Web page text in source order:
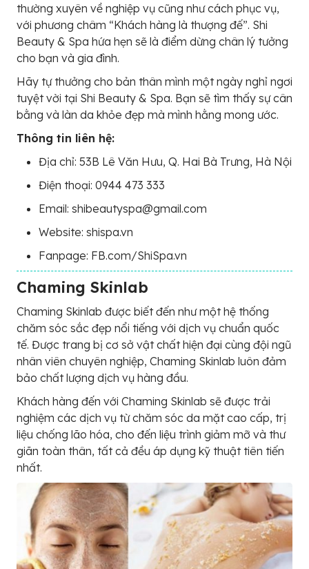
thường xuyên về nghiệp vụ cũng như cách phục vụ,
với phương châm “Khách hàng là thượng đế”. Shi
Beauty & Spa hứa hẹn sẽ là điểm dừng chân lý tưởng
cho bạn và gia đình.
Hãy tự thưởng cho bản thân mình một ngày nghỉ ngơi
tuyệt vời tại Shi Beauty & Spa. Bạn sẽ tìm thấy sự cân
bằng và làn da khỏe đẹp mà mình hằng mong ước.
Thông tin liên hệ:
Địa chỉ: 53B Lê Văn Hưu, Q. Hai Bà Trưng, Hà Nội
Điện thoại: 0944 473 333
Email: shibeautyspa@gmail.com
Website: shispa.vn
Fanpage: FB.com/ShiSpa.vn
Chaming Skinlab
Chaming Skinlab được biết đến như một hệ thống
chăm sóc sắc đẹp nổi tiếng với dịch vụ chuẩn quốc
tế. Được trang bị cơ sở vật chất hiện đại cùng đội ngũ
nhân viên chuyên nghiệp, Chaming Skinlab luôn đảm
bảo chất lượng dịch vụ hàng đầu.
Khách hàng đến với Chaming Skinlab sẽ được trải
nghiệm các dịch vụ từ chăm sóc da mặt cao cấp, trị
liệu chống lão hóa, cho đến liệu trình giảm mỡ và thư
giãn toàn thân, tất cả đều áp dụng kỹ thuật tiên tiến
nhất.